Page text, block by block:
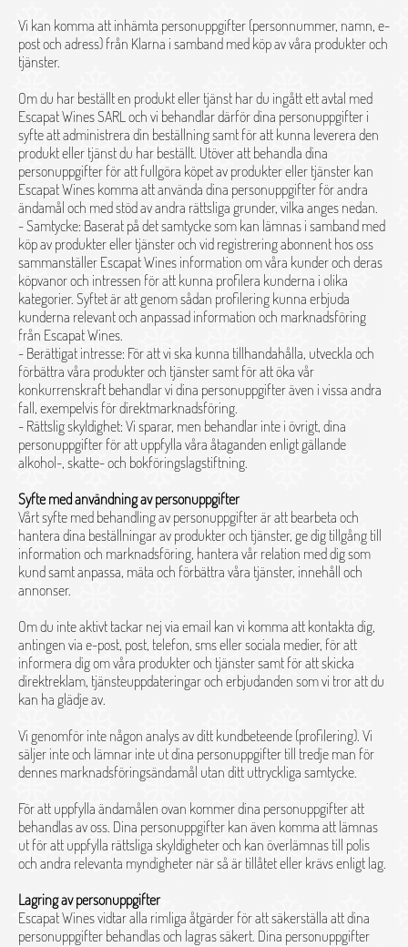
Vi kan komma att inhämta personuppgifter (personnummer, namn, e-
post och adress) från Klarna i samband med köp av våra produkter och
tjänster.
Om du har beställt en produkt eller tjänst har du ingått ett avtal med
Escapat Wines SARL och vi behandlar därför dina personuppgifter i
syfte att administrera din beställning samt för att kunna leverera den
produkt eller tjänst du har beställt. Utöver att behandla dina
personuppgifter för att fullgöra köpet av produkter eller tjänster kan
Escapat Wines komma att använda dina personuppgifter för andra
ändamål och med stöd av andra rättsliga grunder, vilka anges nedan.
- Samtycke: Baserat på det samtycke som kan lämnas i samband med
köp av produkter eller tjänster och vid registrering abonnent hos oss
sammanställer Escapat Wines information om våra kunder och deras
köpvanor och intressen för att kunna profilera kunderna i olika
kategorier. Syftet är att genom sådan profilering kunna erbjuda
kunderna relevant och anpassad information och marknadsföring
från Escapat Wines.
- Berättigat intresse: För att vi ska kunna tillhandahålla, utveckla och
förbättra våra produkter och tjänster samt för att öka vår
konkurrenskraft behandlar vi dina personuppgifter även i vissa andra
fall, exempelvis för direktmarknadsföring.
- Rättslig skyldighet: Vi sparar, men behandlar inte i övrigt, dina
personuppgifter för att uppfylla våra åtaganden enligt gällande
alkohol-, skatte- och bokföringslagstiftning.
Syfte med användning av personuppgifter
Vårt syfte med behandling av personuppgifter är att bearbeta och
hantera dina beställningar av produkter och tjänster, ge dig tillgång till
information och marknadsföring, hantera vår relation med dig som
kund samt anpassa, mäta och förbättra våra tjänster, innehåll och
annonser.
Om du inte aktivt tackar nej via email kan vi komma att kontakta dig,
antingen via e-post, post, telefon, sms eller sociala medier, för att
informera dig om våra produkter och tjänster samt för att skicka
direktreklam, tjänsteuppdateringar och erbjudanden som vi tror att du
kan ha glädje av.
Vi genomför inte någon analys av ditt kundbeteende (profilering). Vi
säljer inte och lämnar inte ut dina personuppgifter till tredje man för
dennes marknadsföringsändamål utan ditt uttryckliga samtycke.
För att uppfylla ändamålen ovan kommer dina personuppgifter att
behandlas av oss. Dina personuppgifter kan även komma att lämnas
ut för att uppfylla rättsliga skyldigheter och kan överlämnas till polis
och andra relevanta myndigheter när så är tillåtet eller krävs enligt lag.
Lagring av personuppgifter
Escapat Wines vidtar alla rimliga åtgärder för att säkerställa att dina
personuppgifter behandlas och lagras säkert. Dina personuppgifter